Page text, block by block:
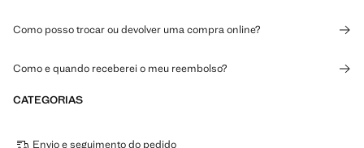
Como posso trocar ou devolver uma compra online?
Como e quando receberei o meu reembolso?
CATEGORIAS
Envio e seguimento do pedido